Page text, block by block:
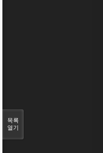
목록
열기